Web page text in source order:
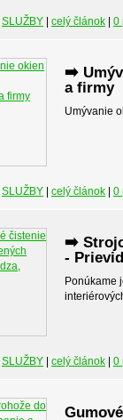
SLUŽBY celý článok 0
➡️
a firmy
Umývanie
SLUŽBY celý článok 0
➡️
-
Ponúkame
SLUŽBY celý článok 0